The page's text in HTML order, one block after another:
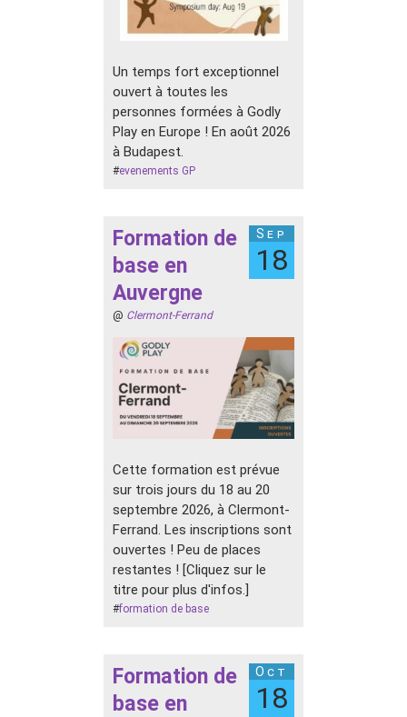
Un temps fort exceptionnel
ouvert à toutes les
personnes formées à Godly
Play en Europe ! En août 2026
à Budapest.
#evenements GP
Sep
18
Formation de
base en
Auvergne
@ Clermont-Ferrand
Cette formation est prévue
sur trois jours du 18 au 20
septembre 2026, à Clermont-
Ferrand. Les inscriptions sont
ouvertes ! Peu de places
restantes ! [Cliquez sur le
titre pour plus d'infos.]
#formation de base
Oct
18
Formation de
base en